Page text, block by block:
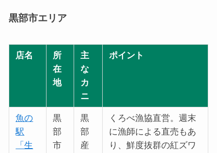
黒部市エリア
店名
所
在
地
主
な
カ
ニ
ポイント
魚の
駅
「生
黒
部
市
黒
部
産
くろべ漁協直営。週末
に漁師による直売もあ
り、鮮度抜群の紅ズワ